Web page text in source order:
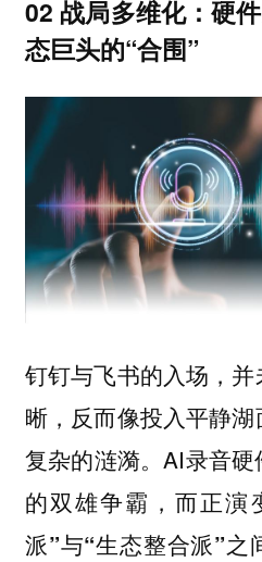
02 战局多维化：硬
态巨头的“合围”
钉钉与飞书的入场，
晰，反而像投入平静
复杂的涟漪。AI录音
的双雄争霸，而正演
派”与“生态整合派”之